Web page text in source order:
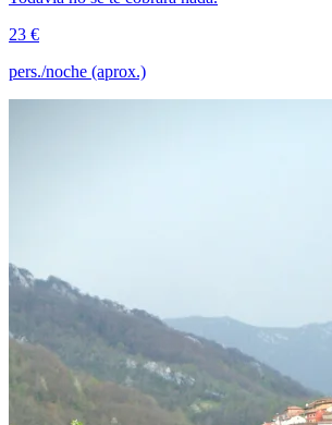
23 €
pers./noche (aprox.)